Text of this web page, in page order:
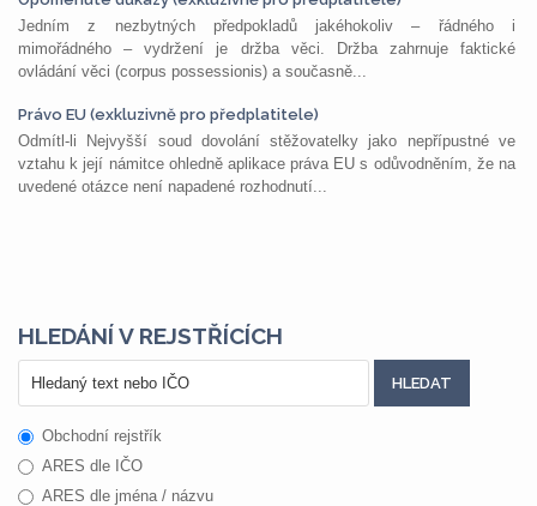
Jedním z nezbytných předpokladů jakéhokoliv – řádného i
mimořádného – vydržení je držba věci. Držba zahrnuje faktické
ovládání věci (corpus possessionis) a současně...
Právo EU (exkluzivně pro předplatitele)
Odmítl-li Nejvyšší soud dovolání stěžovatelky jako nepřípustné ve
vztahu k její námitce ohledně aplikace práva EU s odůvodněním, že na
uvedené otázce není napadené rozhodnutí...
HLEDÁNÍ V REJSTŘÍCÍCH
Obchodní rejstřík
ARES dle IČO
ARES dle jména / názvu